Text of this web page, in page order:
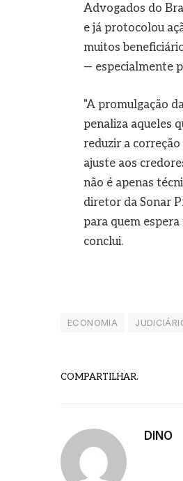
Advogados do
e já protocolou
muitos
— especialmente
"A promulgação
penaliza aqueles
reduzir a
ajuste aos
não é apenas
diretor da Sonar
para quem
conclui.
ECONOMIA
COMPARTILHAR.
DINO